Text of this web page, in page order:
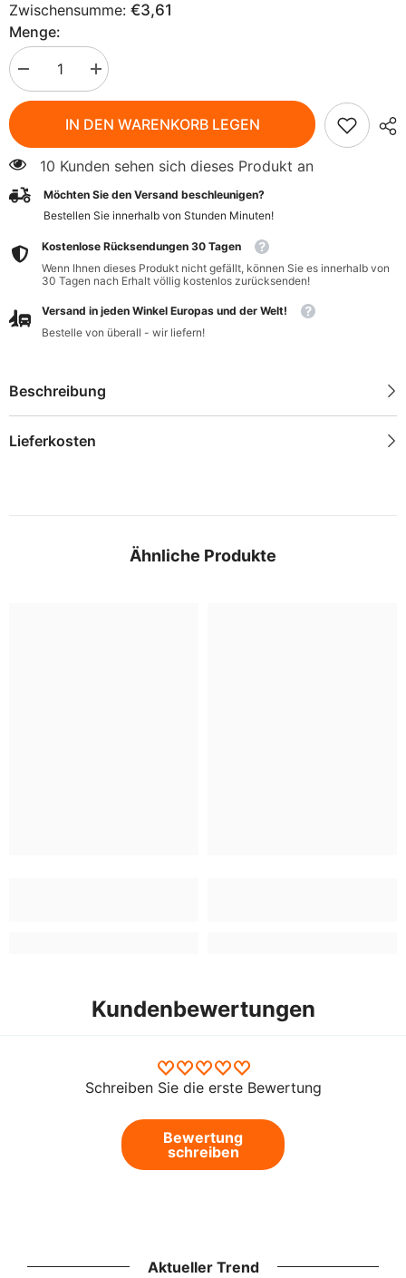
Zwischensumme: €3,61
Menge:
verringern
für
Kichererbsen
BIO
400
g
-
LA
Menge
erhöhen
für
Kichererbsen
(Dose)
g
LA
BIO
IDEA
IN DEN WARENKORB LEGEN
10 Kunden sehen sich dieses Produkt an
Möchten Sie den Versand beschleunigen?
Bestellen Sie innerhalb von Stunden Minuten!
Kostenlose Rücksendungen 30 Tagen
Wenn Ihnen dieses Produkt nicht gefällt, können Sie es innerhalb von
30 Tagen nach Erhalt völlig kostenlos zurücksenden!
Versand in jeden Winkel Europas und der Welt!
Bestelle von überall - wir liefern!
Beschreibung
Lieferkosten
Ähnliche Produkte
Kundenbewertungen
Schreiben Sie die erste Bewertung
Bewertung
schreiben
Aktueller Trend